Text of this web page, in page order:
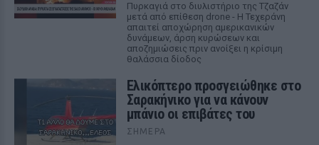
Πυρκαγιά στο διυλιστήριο της Τζαζάν
μετά από επίθεση drone - Η Τεχεράνη
απαιτεί αποχώρηση αμερικανικών
δυνάμεων, άρση κυρώσεων και
αποζημιώσεις πριν ανοίξει η κρίσιμη
θαλάσσια δίοδος
Ελικόπτερο προσγειώθηκε στο
Σαρακήνικο για να κάνουν
μπάνιο οι επιβάτες του
ΣΉΜΕΡΑ